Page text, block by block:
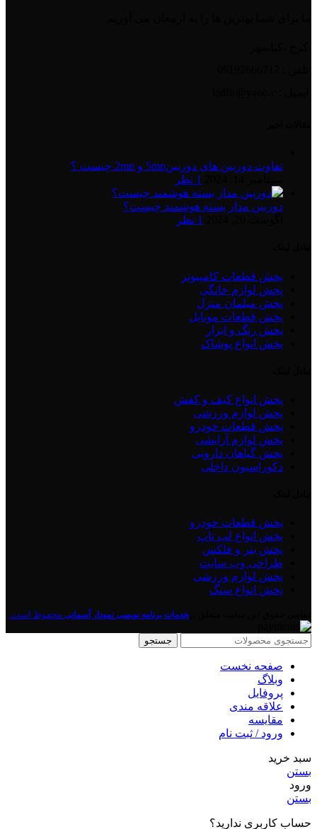
تفاوت دوربین های دوربین5mp و 2mp چیست ؟
1 نظر
دوربین مدار بسته هوشمند چیست؟
1 نظر
پخش قطعات کامپیوتر
پخش لوازم خانگی
پخش مبلمان منزل
پخش قطعات موبایل
پخش رنگ و ابزار
پخش انواع پوشاک
پخش انواع کیف و کفش
پخش لوازم ورزشی
پخش قطعات خودرو
پخش لوازم آرایشی
پخش گیاهان دارویی
دکوراسیون داخلی
پخش قطعات خودرو
پخش انواع لپ تاپ
پخش بنر و فلکس
طراحی وب سایت
پخش لوازم ورزشی
پخش انواع سنگ
تمامی حقوق این سایت متعلق بهخدمات برنامه نویسی نمودار آسمانی محفوظ است.
جستجو
صفحه نخست
وبلاگ
پروفایل
علاقه مندی
مقايسه
ورود / ثبت نام
سبد خرید
بستن
ورود
بستن
حساب کاربری ندارید؟